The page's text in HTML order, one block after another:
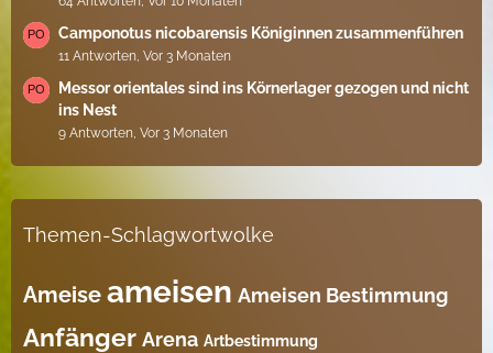
Camponotus nicobarensis Königinnen zusammenführen
11 Antworten, Vor 3 Monaten
Messor orientales sind ins Körnerlager gezogen und nicht
ins Nest
9 Antworten, Vor 3 Monaten
Themen-Schlagwortwolke
Ameise ameisen Ameisen Bestimmung
Anfänger Arena Artbestimmung